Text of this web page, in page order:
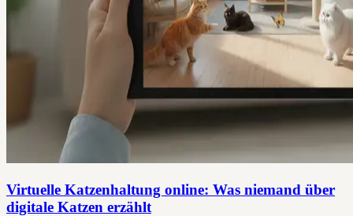
Virtuelle Katzenhaltung online: Was niemand über
digitale Katzen erzählt